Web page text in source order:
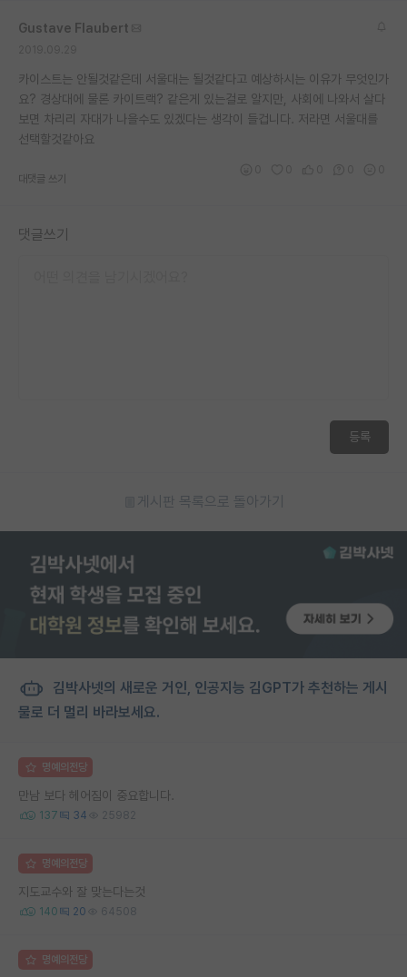
Gustave Flaubert
카이스트는 안될것같은데 서울대는 될것같다고 예상하시는 이유가 무엇인가
요? 경상대에 물론 카이트랙? 같은게 있는걸로 알지만, 사회에 나와서 살다
보면 차리리 자대가 나을수도 있겠다는 생각이 들겁니다. 저라면 서울대를
선택할것같아요
대댓글 쓰기
댓글쓰기
등록
게시판 목록으로 돌아가기
김박사넷의 새로운 거인, 인공지능 김GPT가 추천하는 게시
물로 더 멀리 바라보세요.
명예의전당
만남 보다 헤어짐이 중요합니다.
137 34 25982
명예의전당
지도교수와 잘 맞는다는것
140 20 64508
명예의전당